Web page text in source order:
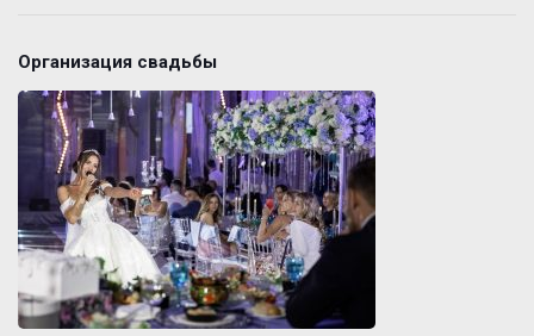
Организация свадьбы